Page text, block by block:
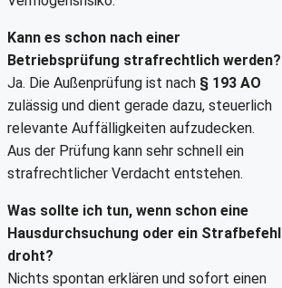
Kann es schon nach einer
Betriebsprüfung strafrechtlich werden?
Ja. Die Außenprüfung ist nach § 193 AO
zulässig und dient gerade dazu, steuerlich
relevante Auffälligkeiten aufzudecken.
Aus der Prüfung kann sehr schnell ein
strafrechtlicher Verdacht entstehen.
Was sollte ich tun, wenn schon eine
Hausdurchsuchung oder ein Strafbefehl
droht?
Nichts spontan erklären und sofort einen